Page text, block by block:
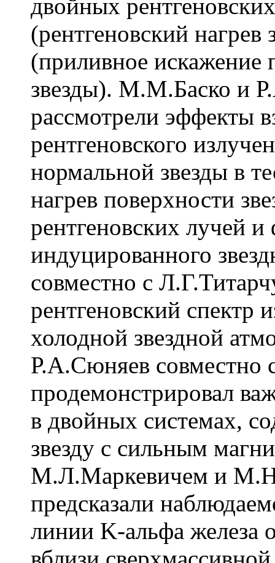
двойных
(рентгеновский
(приливное искажение
звезды). М.М.Баско и
рассмотрели эффекты
рентгеновского
нормальной звезды в
нагрев поверхности
рентгеновских лучей
индуцированного
совместно с
рентгеновский спектр
холодной звездной
Р.А.Сюняев
продемонстрировал
в двойных системах,
звезду с сильным
М.Л.Маркевичем и
предсказали
линии K-альфа железа